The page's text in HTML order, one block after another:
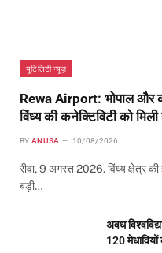
यूटिलिटी न्यूज़
Rewa Airport: भोपाल और
विंध्य की कनेक्टिविटी को
BY ANUSA 10/08/2026
रीवा, 9 अगस्त 2026. विंध्य क्षेत्र की
बड़ी…
अवध
120